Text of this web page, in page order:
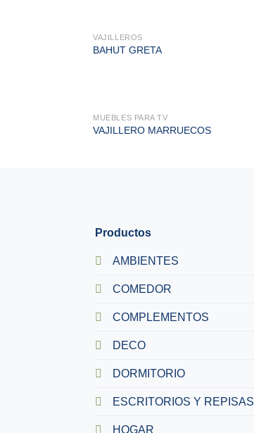
VAJILLEROS
BAHUT GRETA
MUEBLES PARA TV
VAJILLERO MARRUECOS
Productos
AMBIENTES
COMEDOR
COMPLEMENTOS
DECO
DORMITORIO
ESCRITORIOS Y REPISAS
HOGAR